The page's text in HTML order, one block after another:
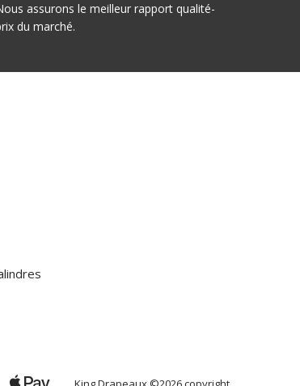
assurons le meilleur rapport qualité-
du marché.